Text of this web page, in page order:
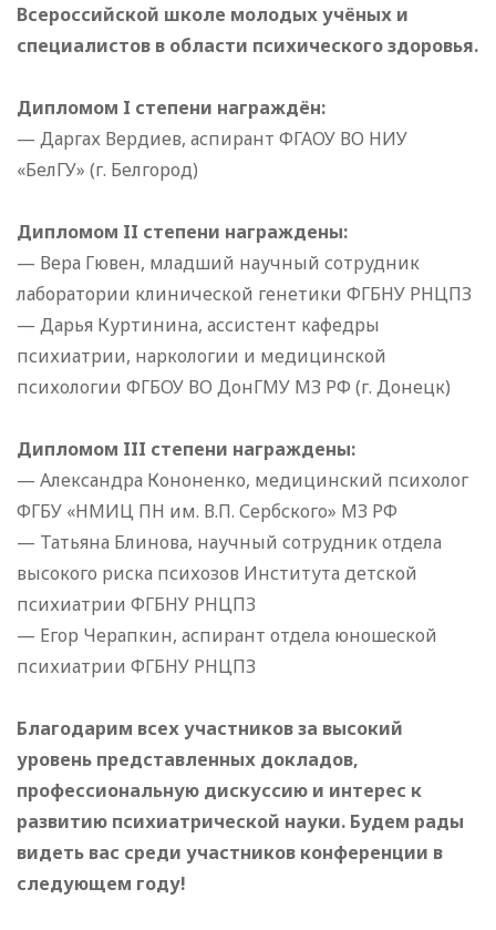
Всероссийской школе молодых учёных и
специалистов в области психического здоровья.
Дипломом I степени награждён:
— Даргах Вердиев, аспирант ФГАОУ ВО НИУ
«БелГУ» (г. Белгород)
Дипломом II степени награждены:
— Вера Гювен, младший научный сотрудник
лаборатории клинической генетики ФГБНУ РНЦПЗ
— Дарья Куртинина, ассистент кафедры
психиатрии, наркологии и медицинской
психологии ФГБОУ ВО ДонГМУ МЗ РФ (г. Донецк)
Дипломом III степени награждены:
— Александра Кононенко, медицинский психолог
ФГБУ «НМИЦ ПН им. В.П. Сербского» МЗ РФ
— Татьяна Блинова, научный сотрудник отдела
высокого риска психозов Института детской
психиатрии ФГБНУ РНЦПЗ
— Егор Черапкин, аспирант отдела юношеской
психиатрии ФГБНУ РНЦПЗ
Благодарим всех участников за высокий
уровень представленных докладов,
профессиональную дискуссию и интерес к
развитию психиатрической науки. Будем рады
видеть вас среди участников конференции в
следующем году!